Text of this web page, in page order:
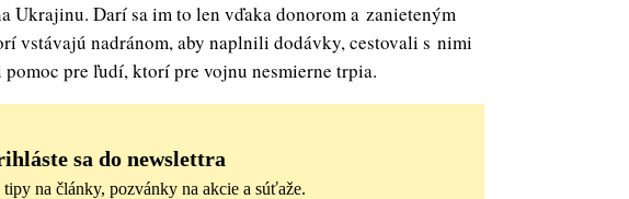
Ukrajinu. Darí sa im to len vďaka donorom a zanieteným
vstávajú nadránom, aby naplnili dodávky, cestovali s nimi
pre ľudí, ktorí pre vojnu nesmierne trpia.
sa do newslettra
na články, pozvánky na akcie a súťaže.